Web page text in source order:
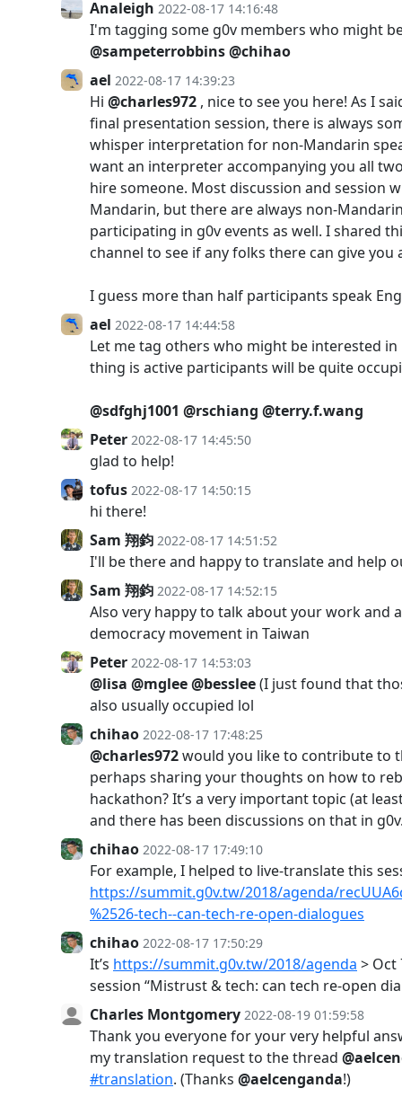
Analeigh 2022-08-17 14:16:48
I'm tagging some g0v members who might
@sampeterrobbins@chihao
ael 2022-08-17 14:39:23
Hi @charles972 , nice to see you here! As I
final presentation session, there is always
whisper interpretation for non-Mandarin
want an interpreter accompanying you all
hire someone. Most discussion and session
Mandarin, but there are always non-
participating in g0v events as well. I shared
channel to see if any folks there can give you
I guess more than half participants speak
ael 2022-08-17 14:44:58
Let me tag others who might be interested in
thing is active participants will be quite
@sdfghj1001 @rschiang @terry.f.wang
Peter 2022-08-17 14:45:50
glad to help!
tofus 2022-08-17 14:50:15
hi there!
Sam 翔鈞 2022-08-17 14:51:52
I'll be there and happy to translate and help
Sam 翔鈞 2022-08-17 14:52:15
Also very happy to talk about your work and
democracy movement in Taiwan
Peter 2022-08-17 14:53:03
@lisa @mglee@besslee(I just found that
also usually occupied lol
chihao 2022-08-17 17:48:25
@charles972would you like to contribute to
perhaps sharing your thoughts on how to
hackathon? It’s a very important topic (at
and there has been discussions on that in
chihao 2022-08-17 17:49:10
For example, I helped to live-translate this
https://summit.g0v.tw/2018/agenda/
%2526-tech--can-tech-re-open-dialogues
chihao 2022-08-17 17:50:29
It’s https://summit.g0v.tw/2018/agenda > Oct
session “Mistrust & tech: can tech re-open
Charles Montgomery 2022-08-19 01:59:58
Thank you everyone for your very helpful
my translation request to the thread
#translation. (Thanks @aelcenganda!)